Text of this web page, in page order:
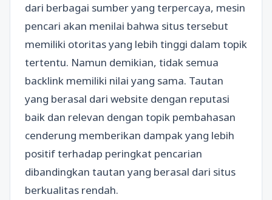
dari berbagai sumber yang terpercaya, mesin
pencari akan menilai bahwa situs tersebut
memiliki otoritas yang lebih tinggi dalam topik
tertentu. Namun demikian, tidak semua
backlink memiliki nilai yang sama. Tautan
yang berasal dari website dengan reputasi
baik dan relevan dengan topik pembahasan
cenderung memberikan dampak yang lebih
positif terhadap peringkat pencarian
dibandingkan tautan yang berasal dari situs
berkualitas rendah.